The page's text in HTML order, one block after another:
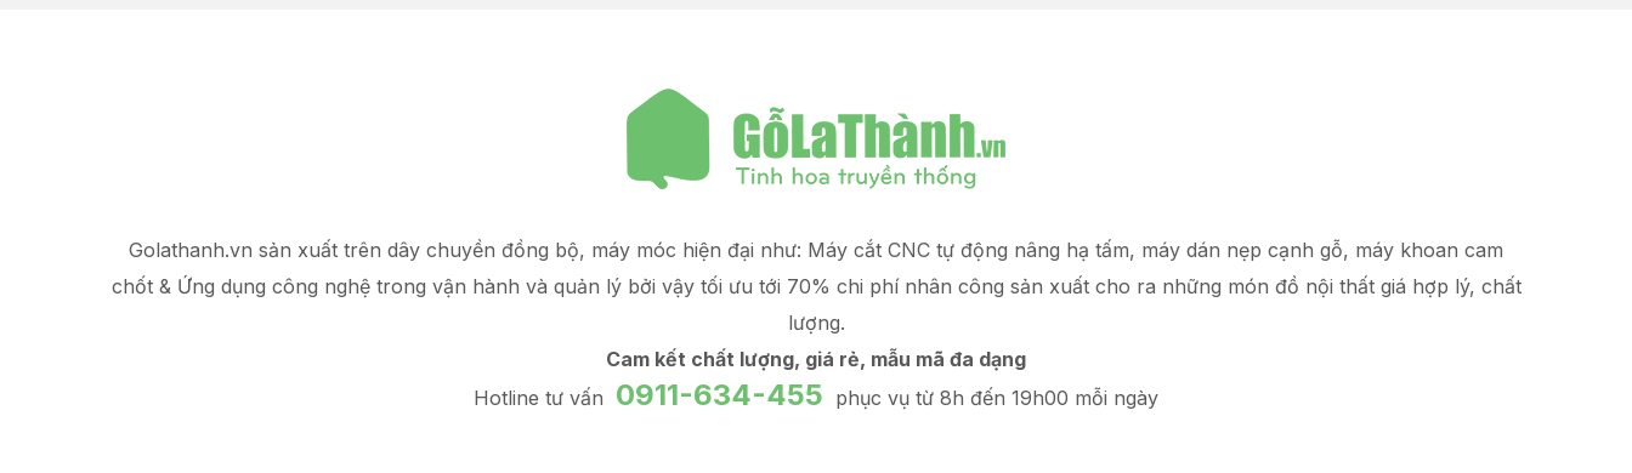
Golathanh.vn sản xuất trên dây chuyền đồng bộ, máy móc hiện đại như: Máy cắt CNC tự động nâng hạ tấm, máy dán nẹp cạnh gỗ, máy khoan cam
chốt & Ứng dụng công nghệ trong vận hành và quản lý bởi vậy tối ưu tới 70% chi phí nhân công sản xuấtcho ra những món đồ nội thất giá hợp lý, chất
lượng.
Cam kết chất lượng, giá rẻ, mẫu mã đa dạng
Hotline tư vấn 0911-634-455 phục vụ từ 8h đến 19h00 mỗi ngày